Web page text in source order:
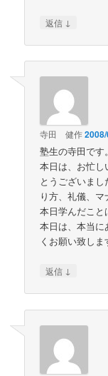
返信 ↓
寺田 健作
塾生の寺田です。
本日は、お忙
とうございま
り方、礼儀、マ
本日学んだこと
本日は、本当に
くお願い致しま
返信 ↓